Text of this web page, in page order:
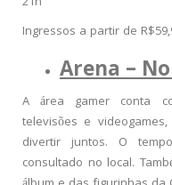
Ingressos a partir de
Arena –
A área gamer conta
televisões e
divertir juntos. O
consultado no local.